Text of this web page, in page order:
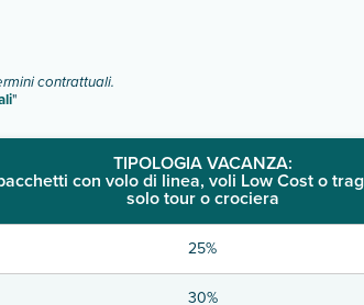
contrattuali.
"
TIPOLOGIA VACANZA:
con volo di linea, voli Low Cost o
solo tour o crociera
25%
30%